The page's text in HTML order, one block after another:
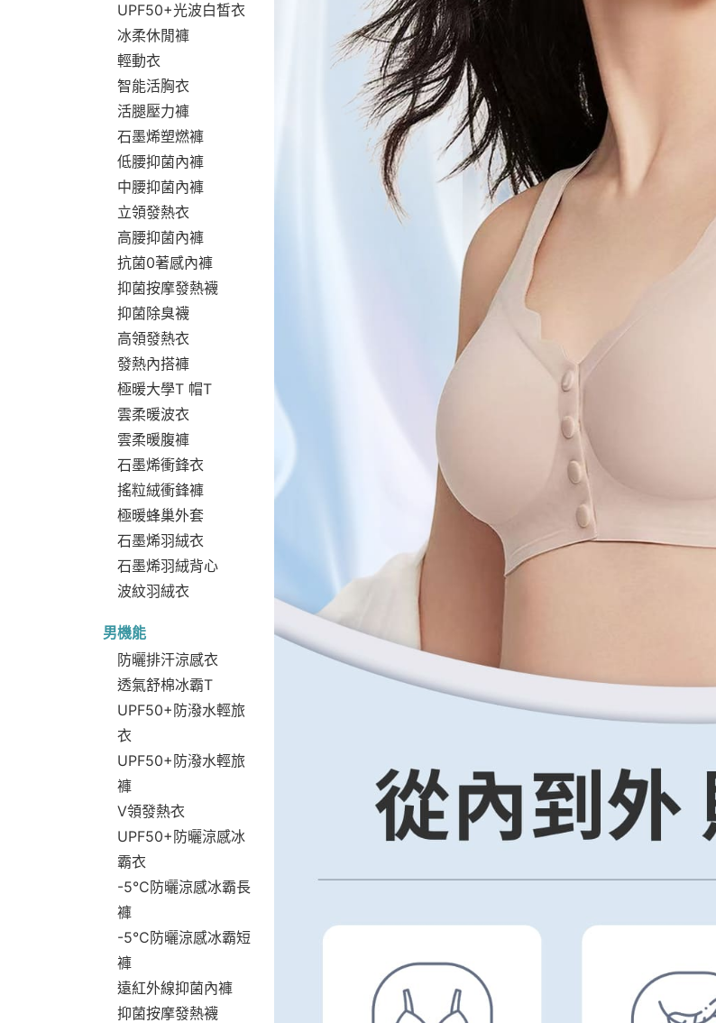
UPF50+光波白皙衣
冰柔休閒褲
輕動衣
智能活胸衣
活腿壓力褲
石墨烯塑燃褲
低腰抑菌內褲
中腰抑菌內褲
立領發熱衣
高腰抑菌內褲
抗菌0著感內褲
抑菌按摩發熱襪
抑菌除臭襪
高領發熱衣
發熱內搭褲
極暖大學T 帽T
雲柔暖波衣
雲柔暖腹褲
石墨烯衝鋒衣
搖粒絨衝鋒褲
極暖蜂巢外套
石墨烯羽絨衣
石墨烯羽絨背心
波紋羽絨衣
男機能
防曬排汗涼感衣
透氣舒棉冰霸T
UPF50+防潑水輕旅
衣
UPF50+防潑水輕旅
褲
V領發熱衣
UPF50+防曬涼感冰
霸衣
-5°C防曬涼感冰霸長
褲
-5°C防曬涼感冰霸短
褲
遠紅外線抑菌內褲
抑菌按摩發熱襪